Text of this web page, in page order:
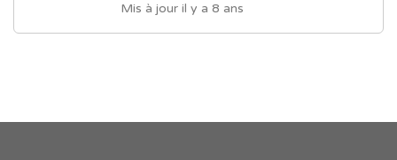
Mis à jour il y a 8 ans